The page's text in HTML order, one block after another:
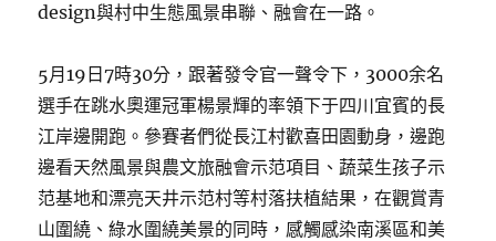
design與村中生態風景串聯、融會在一路。
5月19日7時30分，跟著發令官一聲令下，3000余名
選手在跳水奧運冠軍楊景輝的率領下于四川宜賓的長
江岸邊開跑。參賽者們從長江村歡喜田園動身，邊跑
邊看天然風景與農文旅融會示范項目、蔬菜生孩子示
范基地和漂亮天井示范村等村落扶植結果，在觀賞青
山圍繞、綠水圍繞美景的同時，感觸感染南溪區和美